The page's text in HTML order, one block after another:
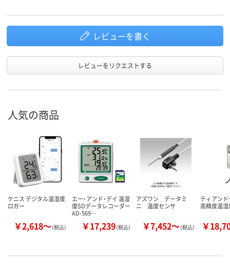
レビューを書く
レビューをリクエストする
人気の商品
ケニス デジタル温湿度
ロガー
￥2,618～（税込）
エー・アンド・デイ 温湿
度SDデータレコーダー
AD-569…
￥17,239（税込）
アズワン データミ
ニ 温度センサ
￥7,452～（税込）
ティアンド
高精度温
￥